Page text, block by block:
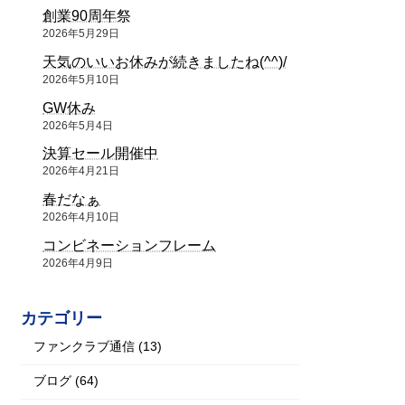
創業90周年祭
2026年5月29日
天気のいいお休みが続きましたね(^^)/
2026年5月10日
GW休み
2026年5月4日
決算セール開催中
2026年4月21日
春だなぁ
2026年4月10日
コンビネーションフレーム
2026年4月9日
カテゴリー
ファンクラブ通信 (13)
ブログ (64)